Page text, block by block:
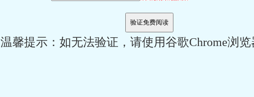
温馨提示：如无法验证，请使用谷歌Chrome浏览